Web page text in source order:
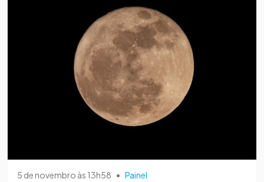
5 de novembro às 13h58 • Painel